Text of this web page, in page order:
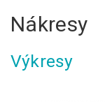
Nákresy
Výkresy